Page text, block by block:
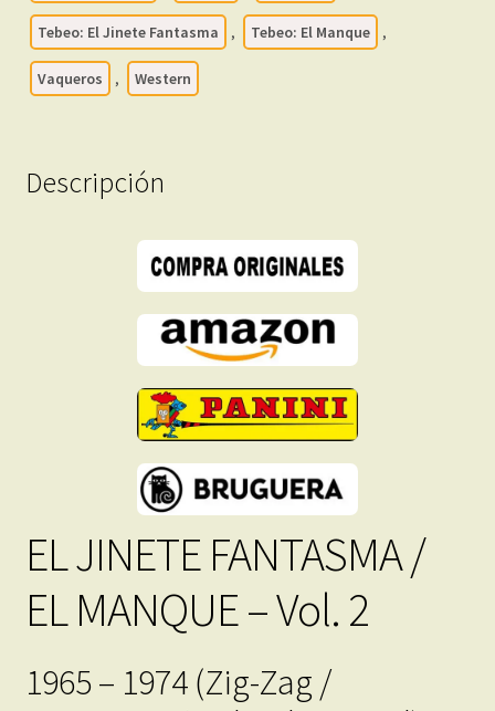
-
1965
-
Lote
Tebeos
Tebeo: El Jinete Fantasma , Tebeo: El Manque ,
Vaqueros , Western
Descripción
EL JINETE FANTASMA /
EL MANQUE – Vol. 2
1965 – 1974 (Zig-Zag /